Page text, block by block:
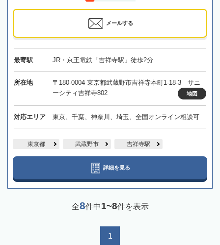
メールする
最寄駅 JR・京王電鉄「吉祥寺駅」徒歩2分
所在地
〒180-0004 東京都武蔵野市吉祥寺本町1-18-3 サニ
ーシティ吉祥寺802
地図
対応エリア 東京、千葉、神奈川、埼玉、全国オンライン相談可
東京都 武蔵野市 吉祥寺駅
詳細を見る
全8件中1~8件を表示
1